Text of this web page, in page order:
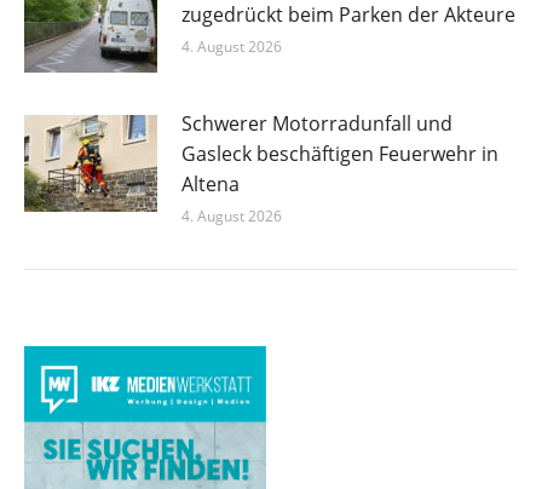
zugedrückt beim Parken der Akteure
4. August 2026
Schwerer Motorradunfall und
Gasleck beschäftigen Feuerwehr in
Altena
4. August 2026